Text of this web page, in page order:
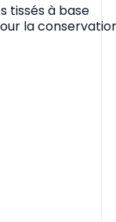
tissés à base
la